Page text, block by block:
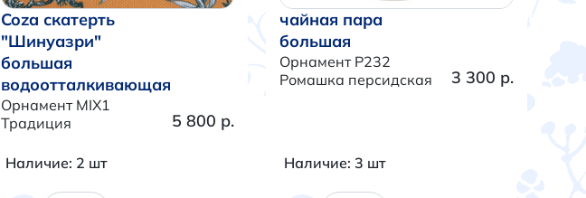
Coza скатерть
"Шинуазри"
большая
водоотталкивающая
Орнамент MIX1
Традиция
5 800 р.
Наличие: 2 шт
чайная пара
большая
Орнамент P232
Ромашка персидская
3 300 р.
Наличие: 3 шт